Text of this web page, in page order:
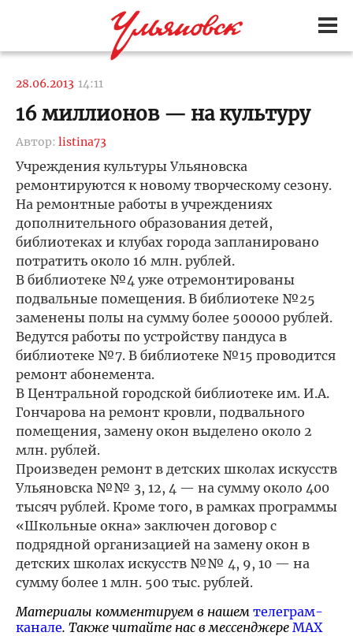
28.06.2013 14:11
16 миллионов — на культуру
Автор: listina73
Учреждения культуры Ульяновска
ремонтируются к новому творческому сезону.
На ремонтные работы в учреждениях
дополнительного образования детей,
библиотеках и клубах города запланировано
потратить около 16 млн. рублей.
В библиотеке №4 уже отремонтированы
подвальные помещения. В библиотеке №25
заменены полы на сумму более 500000 рублей.
Ведутся работы по устройству пандуса в
библиотеке №7. В библиотеке №15 проводится
ремонт абонемента.
В Центральной городской библиотеке им. И.А.
Гончарова на ремонт кровли, подвального
помещения, замену окон выделено около 2
млн. рублей.
Произведен ремонт в детских школах искусств
Ульяновска №№ 3, 12, 4 — на сумму около 400
тысяч рублей. Кроме того, в рамках программы
«Школьные окна» заключен договор с
подрядной организацией на замену окон в
детских школах искусств №№ 4, 9, 10 — на
сумму более 1 млн. 500 тыс. рублей.
Материалы комментируем в нашем телеграм-
канале. Также читайте нас в мессенджере MAX